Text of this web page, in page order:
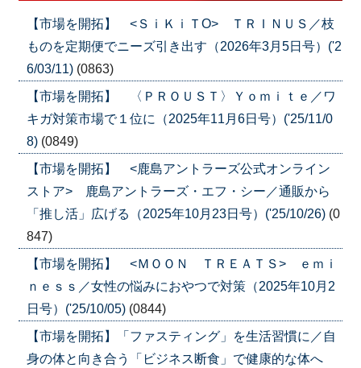
【市場を開拓】 <ＳｉＫｉＴO> ＴＲＩＮＵＳ／枝
ものを定期便でニーズ引き出す（2026年3月5日号）('2
6/03/11) (0863)
【市場を開拓】 〈ＰＲＯＵＳＴ〉Ｙｏｍｉｔｅ／ワ
キガ対策市場で１位に（2025年11月6日号）('25/11/0
8) (0849)
【市場を開拓】 <鹿島アントラーズ公式オンライン
ストア> 鹿島アントラーズ・エフ・シー／通販から
「推し活」広げる（2025年10月23日号）('25/10/26) (0
847)
【市場を開拓】 <ＭＯＯＮ ＴＲＥＡＴＳ> ｅｍｉ
ｎｅｓｓ／女性の悩みにおやつで対策（2025年10月2
日号）('25/10/05) (0844)
【市場を開拓】「ファスティング」を生活習慣に／自
身の体と向き合う「ビジネス断食」で健康的な体へ